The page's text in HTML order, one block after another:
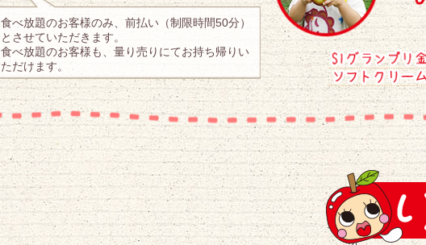
食べ放題のお客様のみ、前払い（制限時間50分）
とさせていただきます。
食べ放題のお客様も、量り売りにてお持ち帰りい
ただけます。